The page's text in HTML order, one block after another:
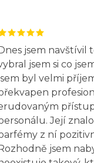
Dnes jsem navštívil
jsem si co
byl velmi
Její
z ní
Rozhodně jsem